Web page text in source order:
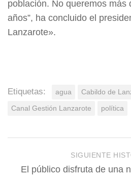
población. No queremos más
años”, ha concluido el
Lanzarote».
Etiquetas: agua
Cabildo de
Canal Gestión Lanzarote
política
SIGUIENTE
El público disfruta de una